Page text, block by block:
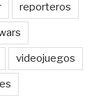
reporteros
videojuegos